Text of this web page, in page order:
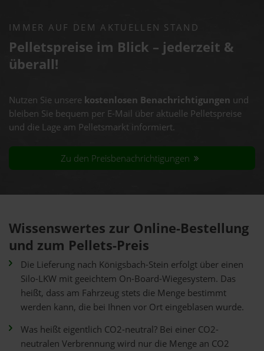
IMMER AUF DEM AKTUELLEN STAND
Pelletspreise im Blick – jederzeit &
überall!
Nutzen Sie unsere kostenlosen Benachrichtigungen und
bleiben Sie bequem per E-Mail über aktuelle Pelletspreise
und die Lage am Pelletsmarkt informiert.
Zu den Preisbenachrichtigungen
Wissenswertes zur Online-Bestellung
und zum Pellets-Preis
Die Lieferung nach Königsbach-Stein erfolgt über einen
Silo-LKW mit geeichtem On-Board-Wiegesystem. Das
heißt, dass am Fahrzeug stets die Menge bestimmt
werden kann, die bei Ihnen vor Ort eingeblasen wurde.
Was heißt eigentlich CO2-neutral? Bei einer CO2-
neutralen Verbrennung wird nur die Menge an CO2